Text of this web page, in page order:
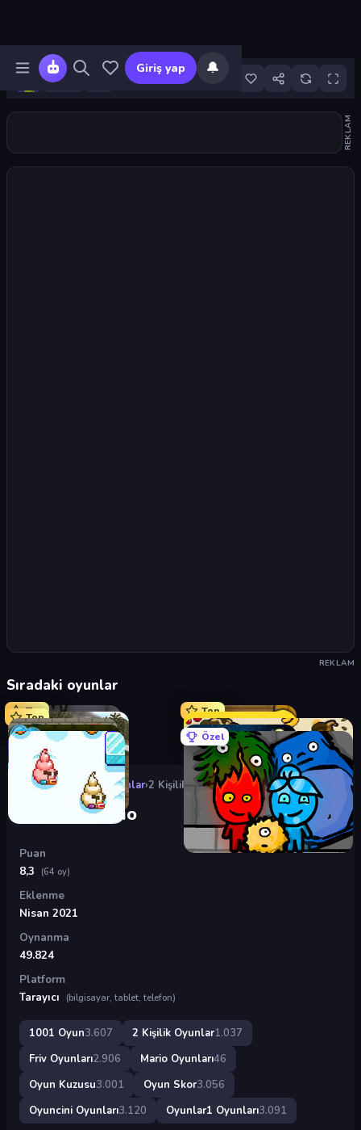
Giriş yap 🔔
53
REKLAM
REKLAM
Sıradaki oyunlar
Top Top
Top
Özel
Oyunlar 2 Kişilik Oyunlar›2 Kişilik Mario
2 Kişilik Mario
Puan
8,3
(64 oy)
Eklenme
Nisan 2021
Oynanma
49.824
Platform
Tarayıcı
(bilgisayar, tablet, telefon)
1001 Oyun3.607 2 Kişilik Oyunlar1.037
Friv Oyunları2.906 Mario Oyunları46
Oyun Kuzusu3.001 Oyun Skor3.056
Oyuncini Oyunları3.120 Oyunlar1 Oyunları3.091